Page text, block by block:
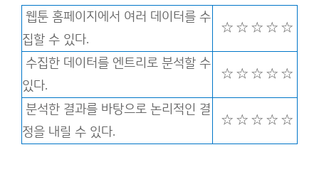
웹툰 홈페이지에서 여러 데이터를 수
집할 수 있다.
☆ ☆ ☆ ☆ ☆
수집한 데이터를 엔트리로 분석할 수
있다.
☆ ☆ ☆ ☆ ☆
분석한 결과를 바탕으로 논리적인 결
정을 내릴 수 있다.
☆ ☆ ☆ ☆ ☆